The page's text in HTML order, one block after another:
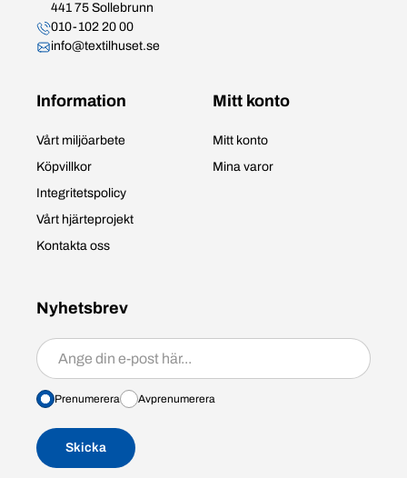
441 75 Sollebrunn
010-102 20 00
info@textilhuset.se
Information
Vårt miljöarbete
Köpvillkor
Integritetspolicy
Vårt hjärteprojekt
Kontakta oss
Mitt konto
Mitt konto
Mina varor
Nyhetsbrev
Prenumerera/avprenumerera
Prenumerera Avprenumerera
Skicka